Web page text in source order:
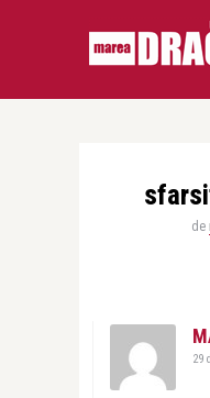
de
29